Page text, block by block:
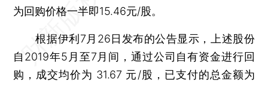
为回购价格一半即15.46元/股。
根据伊利7月26日发布的公告显示，上述股份
自2019年5月至7月间，通过公司自有资金进行回
购，成交均价为 31.67 元/股，已支付的总金额为